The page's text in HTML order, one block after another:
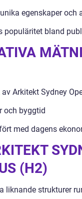
egenskaper och
populäritet bland
Arkitekt Sydney
och byggtid
med dagens
(H2)
liknande strukturer